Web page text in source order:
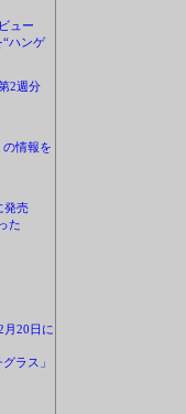
ュー
ハンゲ
2週分
情報を
発売
た
月20日に
ラス」